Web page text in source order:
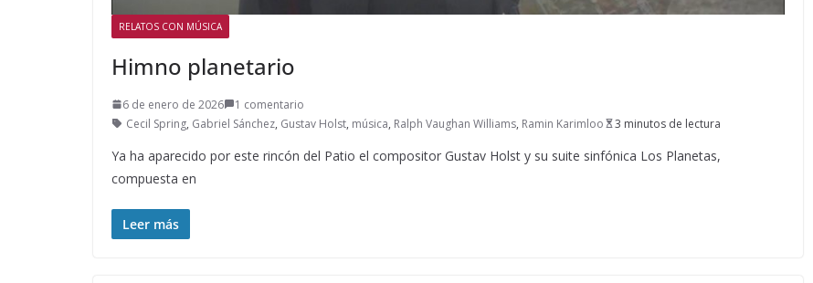
RELATOS CON MÚSICA
Himno planetario
6 de enero de 2026
1 comentario
Cecil Spring, Gabriel Sánchez, Gustav Holst, música, Ralph Vaughan Williams, Ramin Karimloo 3 minutos de lectura
Ya ha aparecido por este rincón del Patio el compositor Gustav Holst y su suite sinfónica Los Planetas,
compuesta en
Leer más